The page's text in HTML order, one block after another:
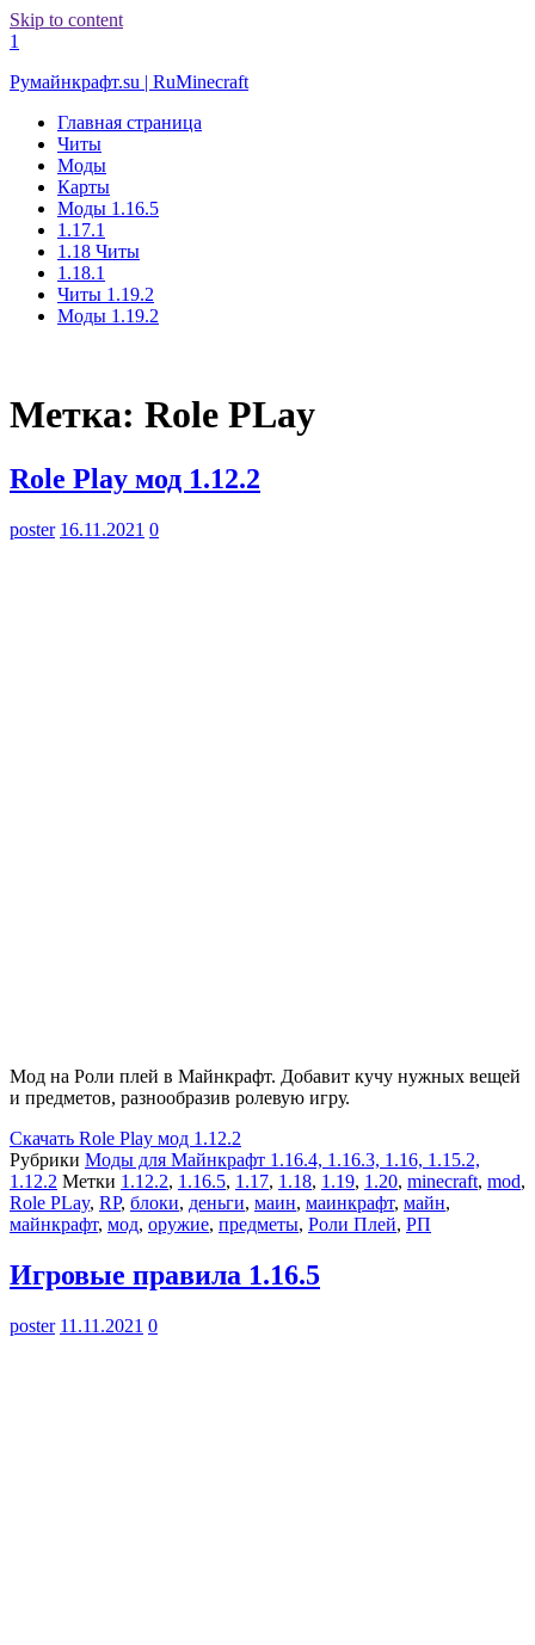
Skip to content
1
Румайнкрафт.su | RuMinecraft
Главная страница
Читы
Моды
Карты
Моды 1.16.5
1.17.1
1.18 Читы
1.18.1
Читы 1.19.2
Моды 1.19.2
Метка: Role PLay
Role Play мод 1.12.2
poster 16.11.2021 0
Мод на Роли плей в Майнкрафт. Добавит кучу нужных вещей
и предметов, разнообразив ролевую игру.
Скачать Role Play мод 1.12.2
Рубрики Моды для Майнкрафт 1.16.4, 1.16.3, 1.16, 1.15.2,
1.12.2 Метки 1.12.2, 1.16.5, 1.17, 1.18, 1.19, 1.20, minecraft, mod,
Role PLay, RP, блоки, деньги, маин, маинкрафт, майн,
майнкрафт, мод, оружие, предметы, Роли Плей, РП
Игровые правила 1.16.5
poster 11.11.2021 0